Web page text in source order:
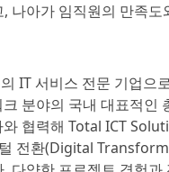
나아가 임직원의 만족
IT 서비스 전문 기업으
분야의 국내 대표적
협력해 Total ICT
전환(Digital